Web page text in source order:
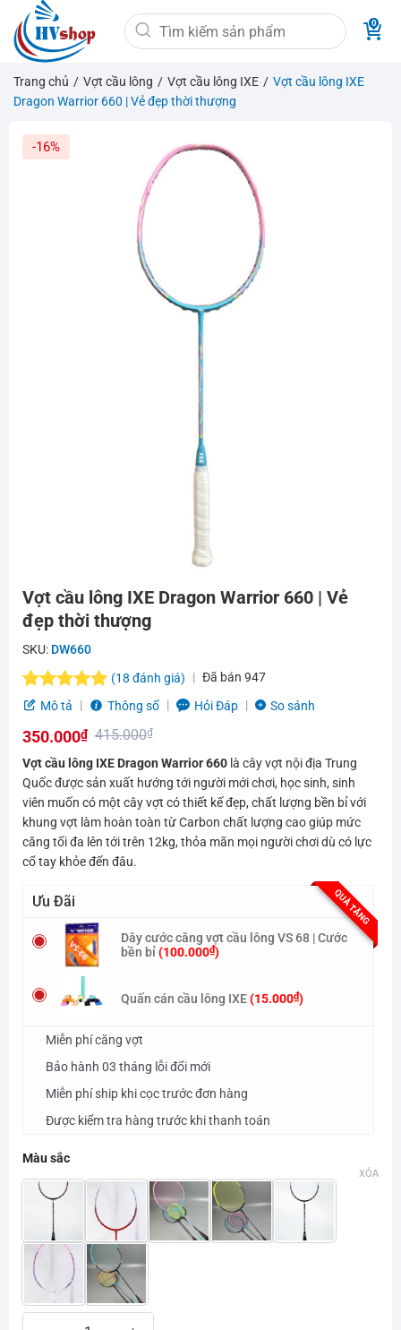
qua
nội
dung
Tìm
kiếm:
Trang chủ / Vợt cầu lông / Vợt cầu lông IXE / Vợt cầu lông IXE
Dragon Warrior 660 | Vẻ đẹp thời thượng
-16%
Vợt cầu lông IXE Dragon Warrior 660 | Vẻ
đẹp thời thượng
SKU: DW660
5.0trên 5
18
đánh giá
(18 đánh giá) Đã bán 947
Mô tả
Thông số Hỏi Đáp So sánh
415.000₫
Giá
gốc
là:
415.000₫.
350.000₫
Giá
hiện
tại
là:
350.000₫.
Vợt cầu lông IXE Dragon Warrior 660là cây vợt nội địa Trung
Quốc được sản xuất hướng tới người mới chơi, học sinh, sinh
viên muốn có một cây vợt có thiết kế đẹp, chất lượng bền bỉ với
khung vợt làm hoàn toàn từ Carbon chất lượng cao giúp mức
căng tối đa lên tới trên 12kg, thỏa mãn mọi người chơi dù có lực
cổ tay khỏe đến đâu.
QUÀ TẶNG
Ưu Đãi
Dây cước căng vợt cầu lông VS 68 | Cước
bền bỉ(100.000₫)
Quấn cán cầu lông IXE(15.000₫)
Miễn phí căng vợt
Bảo hành 03 tháng lỗi đổi mới
Miễn phí ship khi cọc trước đơn hàng
Được kiểm tra hàng trước khi thanh toán
Màu sắc
XÓA